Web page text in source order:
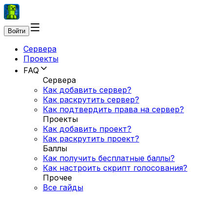
Войти
Сервера
Проекты
FAQ
Сервера
Как добавить сервер?
Как раскрутить сервер?
Как подтвердить права на сервер?
Проекты
Как добавить проект?
Как раскрутить проект?
Баллы
Как получить бесплатные баллы?
Как настроить скрипт голосования?
Прочее
Все гайды